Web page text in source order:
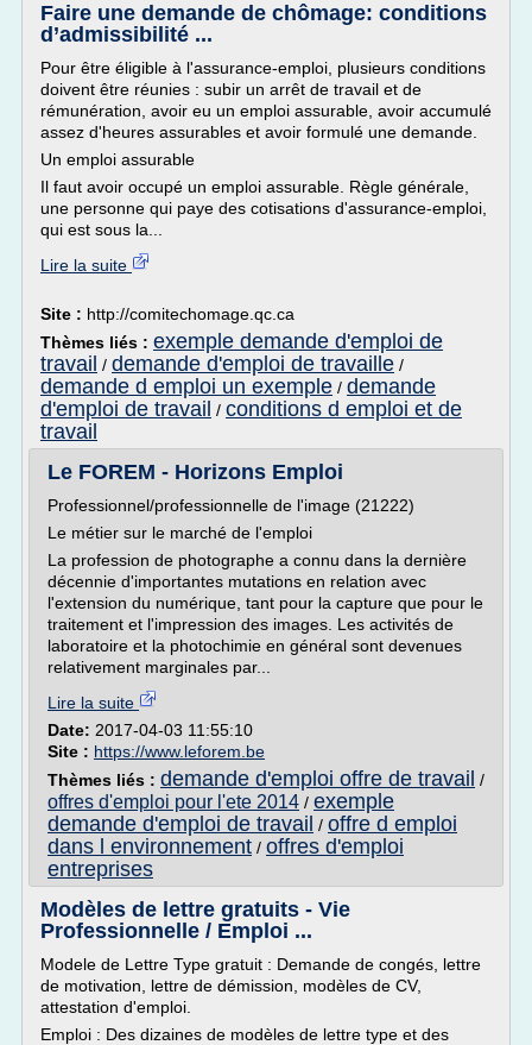
Faire une demande de chômage: conditions
d’admissibilité ...
Pour être éligible à l'assurance-emploi, plusieurs conditions
doivent être réunies : subir un arrêt de travail et de
rémunération, avoir eu un emploi assurable, avoir accumulé
assez d'heures assurables et avoir formulé une demande.
Un emploi assurable
Il faut avoir occupé un emploi assurable. Règle générale,
une personne qui paye des cotisations d'assurance-emploi,
qui est sous la...
Lire la suite
Site : http://comitechomage.qc.ca
Thèmes liés : exemple demande d'emploi de
travail / demande d'emploi de travaille /
demande d emploi un exemple / demande
d'emploi de travail / conditions d emploi et de
travail
Le FOREM - Horizons Emploi
Professionnel/professionnelle de l'image (21222)
Le métier sur le marché de l'emploi
La profession de photographe a connu dans la dernière
décennie d'importantes mutations en relation avec
l'extension du numérique, tant pour la capture que pour le
traitement et l'impression des images. Les activités de
laboratoire et la photochimie en général sont devenues
relativement marginales par...
Lire la suite
Date: 2017-04-03 11:55:10
Site : https://www.leforem.be
Thèmes liés : demande d'emploi offre de travail /
offres d'emploi pour l'ete 2014 / exemple
demande d'emploi de travail / offre d emploi
dans l environnement / offres d'emploi
entreprises
Modèles de lettre gratuits - Vie
Professionnelle / Emploi ...
Modele de Lettre Type gratuit : Demande de congés, lettre
de motivation, lettre de démission, modèles de CV,
attestation d'emploi.
Emploi : Des dizaines de modèles de lettre type et des